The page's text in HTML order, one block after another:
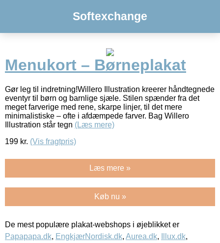
Softexchange
Menukort – Børneplakat
Gør leg til indretning!Willero Illustration kreerer håndtegnede
eventyr til børn og barnlige sjæle. Stilen spænder fra det
meget farverige med rene, skarpe linjer, til det mere
minimalistiske – ofte i afdæmpede farver. Bag Willero
Illustration står tegn (Læs mere)
199 kr. (Vis fragtpris)
Læs mere »
Køb nu »
De mest populære plakat-webshops i øjeblikket er
Papapapa.dk, EngkjærNordisk.dk, Aurea.dk, Illux.dk,